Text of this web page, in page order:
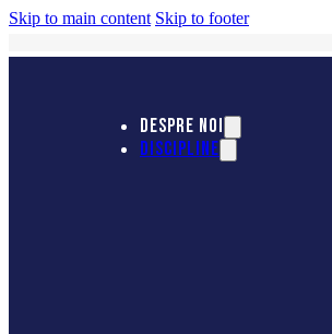
Skip to main content Skip to footer
DESPRE NOI
DISCIPLINE